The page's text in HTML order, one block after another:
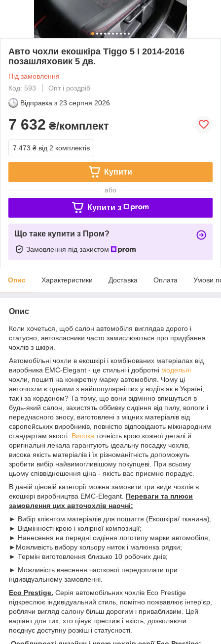
Авто чохли екошкіра Tiggo 5 I 2014-2016
позашляховик 5 дв.
Під замовлення
Код: 593
Опт і роздріб
Відправка з 23 серпня 2026
7 632 ₴/комплект
7 473 ₴ від 2 комплектів
Купити
або
Купити з
Що таке купити з Пром?
Замовлення під захистом
Опис Характеристики Доставка Оплата Умови
Опис
Коли хочеться, щоб салон автомобіля виглядав дорого і
статусно, автовласники часто замислюються про придбання
чохлів з шкіри.
Автомобільні чохли в екошкірі і комбінованих матеріалах від
виробника EMC-Elegant - це стильні і добротні модельні
чохли, пошиті на конкретну марку автомобіля. Чому ці
авточохли є одними з найпопулярніших у водіїв як в Україні,
так і за кордоном? Та тому, що вони відмінно впишуться в
будь-який салон, захистять оббивку сидіння від пилу, вологи і
передчасного зносу, виготовлені з міцних матеріалів від
європейських виробників, повністю відповідають міжнародним
стандартам якості. Висока точність крою кожної деталі й
оригінальні лекала гарантують ідеальну посадку чохлів,
висока якість матеріалів і їх різноманітність допоможуть
зробити вибір найвимогливішому покупцеві. При всьому
цьому співвідношення ціна - якість вас приємно порадує.
В даній ціновій категорії можна замовити три види чохлів в
екошкірі виробництва EMC-Elegant. Переваги та плюси
замовлення цих авточохлів наочні:
► Вибір клієнтом матеріалів для пошиття (Екошкіра/ тканина);
► Відмінності крою і колірної композиції;
► Нанесення на передні сидіння логотипу марки автомобіля;
►Можливість вибору кольору ниток і малюнка рядки;
► Термін виготовлення близько 10 робочих днів;
► Можливість внесення часткової передоплати при
індивідуальному замовленні.
Eco Prestige. Серія автомобільних чохлів Eco Prestige
підкреслює індивідуальний стиль, помітно пожвавлює інтер'єр,
роблячи вигляд салону більш дорогим і привабливим. Цей
варіант для тих, хто цінує престиж і якість, дозволяючи
поєднує доступну розкіш і статусності.